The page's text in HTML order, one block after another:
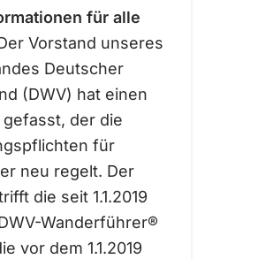
für alle
Vorstand unseres
Deutscher
(DWV) hat einen
der die
für
neu regelt. Der
die seit 1.1.2019
Wanderführer®
vor dem 1.1.2019